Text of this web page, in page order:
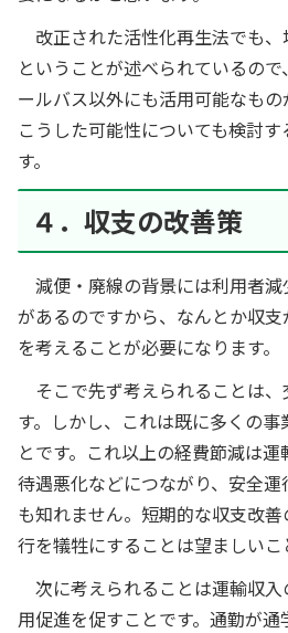
改正された活性化再生法でも
ということが述べられているの
ールバス以外にも活用可能なもの
こうした可能性についても検討
す。
４．収支の改善策
減便・廃線の背景には利用者
があるのですから、なんとか収
を考えることが必要になります。
そこで先ず考えられることは
す。しかし、これは既に多くの
とです。これ以上の経費節減は
待遇悪化などにつながり、安全
も知れません。短期的な収支改
行を犠牲にすることは望ましいこ
次に考えられることは運輸収入
用促進を促すことです。通勤が